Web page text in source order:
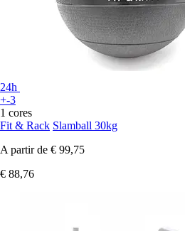
24h
+-3
1 cores
Fit & Rack Slamball 30kg
A partir de € 99,75
€ 88,76